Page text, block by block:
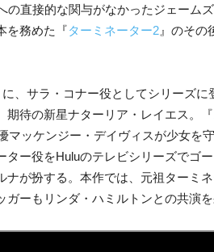
の直接的な関与がなかったジェーム
を務めた『ターミネーター2 』のその
、サラ・コナー役としてシリーズに
期待の新星ナターリア・レイエス。『
マッケンジー・デイヴィスが少女を
ー役をHuluのテレビシリーズでゴ
ナが扮する。本作では、元祖ターミ
ーもリンダ・ハミルトンとの共演を